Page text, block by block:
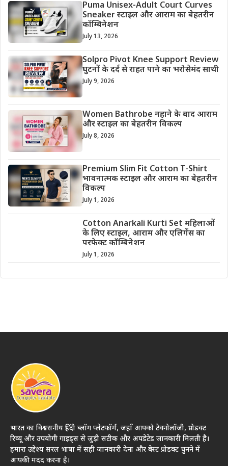
Puma Unisex-Adult Court Curves
Sneaker स्टाइल और आराम का बेहतरीन
कॉम्बिनेशन
July 13, 2026
Solpro Pivot Knee Support Review
घुटनों के दर्द से राहत पाने का भरोसेमंद साथी
July 9, 2026
Women Bathrobe नहाने के बाद आराम
और स्टाइल का बेहतरीन विकल्प
July 8, 2026
Premium Slim Fit Cotton T-Shirt
भावनात्मक स्टाइल और आराम का बेहतरीन
विकल्प
July 1, 2026
Cotton Anarkali Kurti Set महिलाओं
के लिए स्टाइल, आराम और एलिगेंस का
परफेक्ट कॉम्बिनेशन
July 1, 2026
भारत का विश्वसनीय हिंदी ब्लॉग प्लेटफॉर्म, जहाँ आपको टेक्नोलॉजी, प्रोडक्ट
रिव्यू और उपयोगी गाइड्स से जुड़ी सटीक और अपडेटेड जानकारी मिलती है।
हमारा उद्देश्य सरल भाषा में सही जानकारी देना और बेस्ट प्रोडक्ट चुनने में
आपकी मदद करना है।